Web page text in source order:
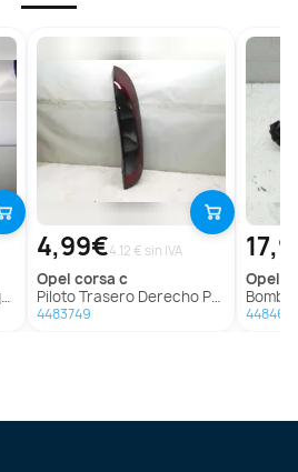
4,99€4.12 € sin IVA
opel corsa c
Piloto Trasero Derecho Para Opel Corsa C
4483749
opel
Bomba